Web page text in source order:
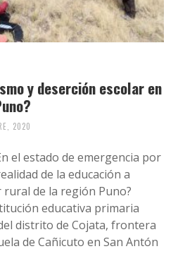
y deserción escolar en
2020
el estado de emergencia por
de la educación a
de la región Puno?
educativa primaria
distrito de Cojata, frontera
de Cañicuto en San Antón